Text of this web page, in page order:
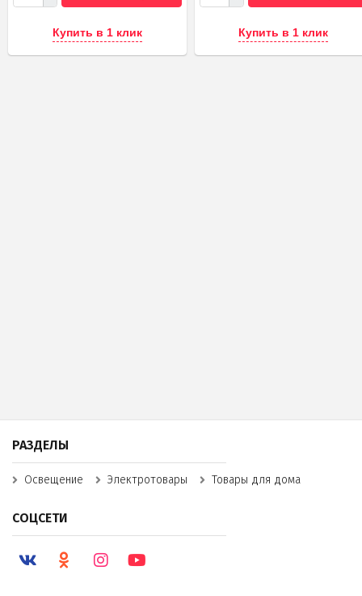
Купить в 1 клик Купить в 1 клик
РАЗДЕЛЫ
Освещение Электротовары Товары для дома
СОЦСЕТИ